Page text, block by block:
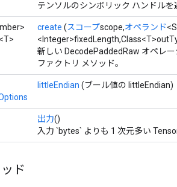
テンソルのシンボリック ハンドルを
<T>
create (スコープscope,オペランド
新しい DecodePaddedRaw オペレ
ファクトリ メソッド。
littleEndian (ブール値の littleEndian)
出力()
入力 `bytes` よりも 1 次元多い
ド